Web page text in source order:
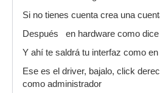
Si no tienes cuenta crea una
Después en hardware como
Y ahí te saldrá tu interfaz como
Ese es el driver, bajalo, click
como administrador